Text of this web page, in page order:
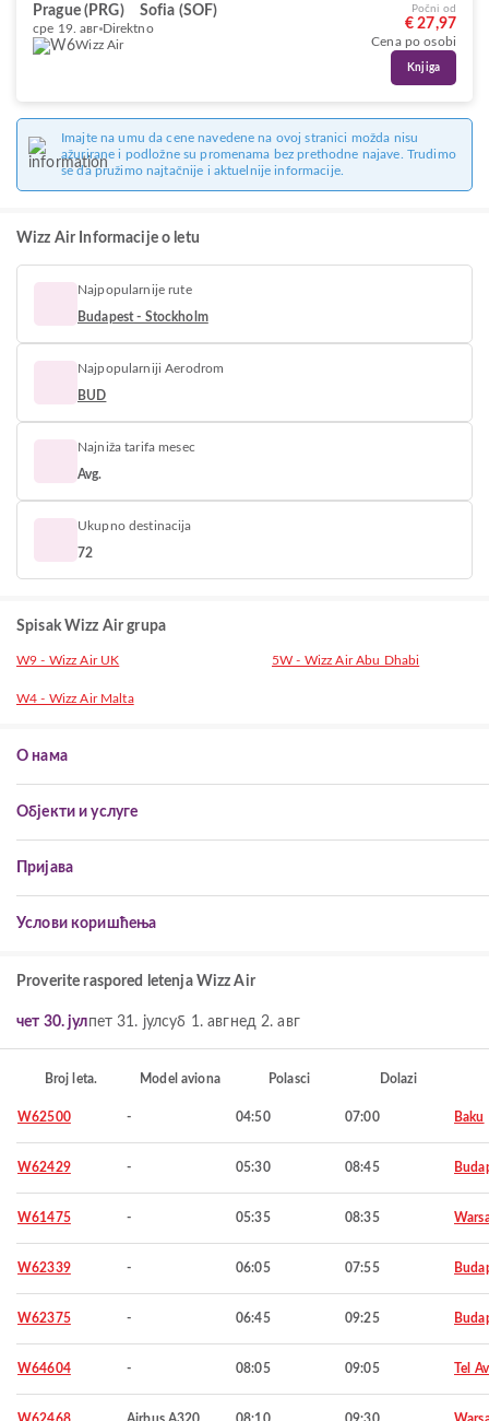
Prague (PRG) Sofia (SOF)
сре 19. авг Direktno
Wizz Air
Počni od
€ 27,97
Cena po osobi
Knjiga
Imajte na umu da cene navedene na ovoj stranici možda nisu
ažurirane i podložne su promenama bez prethodne najave. Trudimo
se da pružimo najtačnije i aktuelnije informacije.
Wizz Air Informacije o letu
Najpopularnije rute
Budapest - Stockholm
Najpopularniji Aerodrom
BUD
Najniža tarifa mesec
Avg.
Ukupno destinacija
72
Spisak Wizz Air grupa
W9 - Wizz Air UK 5W - Wizz Air Abu Dhabi
W4 - Wizz Air Malta
О нама
Објекти и услуге
Пријава
Услови коришћења
Proverite raspored letenja Wizz Air
чет 30. јулпет 31. јулсуб 1. авгнед 2. авг
Broj leta. Model aviona Polasci Dolazi
W62500 - 04:50 07:00 Baku
W62429 - 05:30 08:45
W61475 - 05:35 08:35
W62339 - 06:05 07:55
W62375 - 06:45 09:25
W64604 - 08:05 09:05 Tel